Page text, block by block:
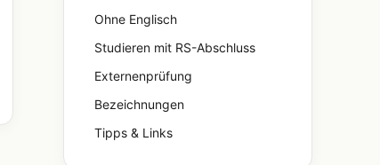
Ohne Englisch
Studieren mit RS-Abschluss
Externenprüfung
Bezeichnungen
Tipps & Links